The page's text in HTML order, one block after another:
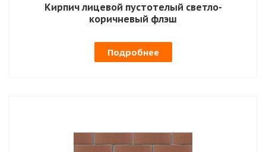
Кирпич лицевой пустотелый светло-
коричневый флэш
Подробнее